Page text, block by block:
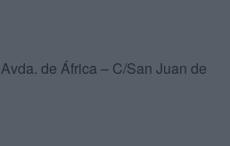
de África – C/San Juan de